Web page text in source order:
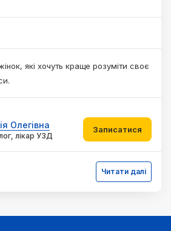
які хочуть краще розуміти своє
Олегівна
лікар УЗД
Записатися
Читати далі